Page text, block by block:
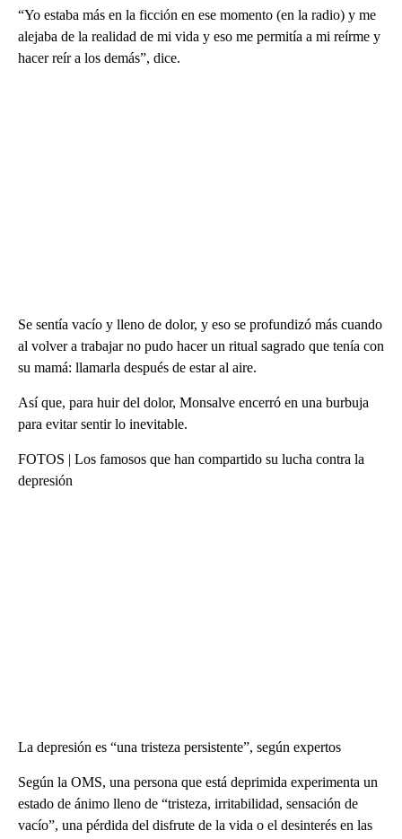
“Yo estaba más en la ficción en ese momento (en la radio) y me
alejaba de la realidad de mi vida y eso me permitía a mi reírme y
hacer reír a los demás”, dice.
Se sentía vacío y lleno de dolor, y eso se profundizó más cuando
al volver a trabajar no pudo hacer un ritual sagrado que tenía con
su mamá: llamarla después de estar al aire.
Así que, para huir del dolor, Monsalve encerró en una burbuja
para evitar sentir lo inevitable.
FOTOS | Los famosos que han compartido su lucha contra la
depresión
La depresión es “una tristeza persistente”, según expertos
Según la OMS, una persona que está deprimida experimenta un
estado de ánimo lleno de “tristeza, irritabilidad, sensación de
vacío”, una pérdida del disfrute de la vida o el desinterés en las